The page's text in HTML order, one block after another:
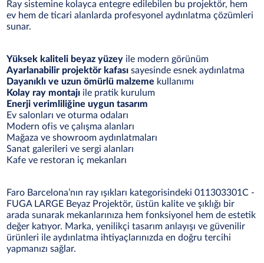
Ray sistemine kolayca entegre edilebilen bu projektör, hem
ev hem de ticari alanlarda profesyonel aydınlatma çözümleri
sunar.
Yüksek kaliteli beyaz yüzey ile modern görünüm
Ayarlanabilir projektör kafası sayesinde esnek aydınlatma
Dayanıklı ve uzun ömürlü malzeme kullanımı
Kolay ray montajı ile pratik kurulum
Enerji verimliliğine uygun tasarım
Ev salonları ve oturma odaları
Modern ofis ve çalışma alanları
Mağaza ve showroom aydınlatmaları
Sanat galerileri ve sergi alanları
Kafe ve restoran iç mekanları
Faro Barcelona’nın ray ışıkları kategorisindeki 011303301C -
FUGA LARGE Beyaz Projektör, üstün kalite ve şıklığı bir
arada sunarak mekanlarınıza hem fonksiyonel hem de estetik
değer katıyor. Marka, yenilikçi tasarım anlayışı ve güvenilir
ürünleri ile aydınlatma ihtiyaçlarınızda en doğru tercihi
yapmanızı sağlar.